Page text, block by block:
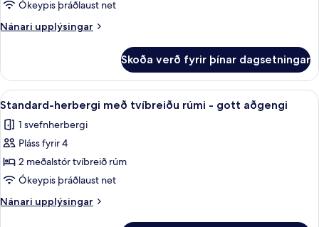
Room,
1
with
Sofa
bed
Ókeypis þráðlaust net
Nánari upplýsingar
Nánari
1
King
Bed
Sofa
bed
Skoða verð fyrir þínar dagsetningar
Skoða
allar
myndir
fyrir
Standard-
herbergi
með
tvíbreiðu
Rúmföt af bestu gerð, dúnsængur,
9
Standard-herbergi með tvíbreiðu rúmi - gott aðgengi
1 svefnherbergi
Pláss fyrir 4
2 meðalstór tvíbreið rúm
Ókeypis þráðlaust net
Nánari upplýsingar
Nánari